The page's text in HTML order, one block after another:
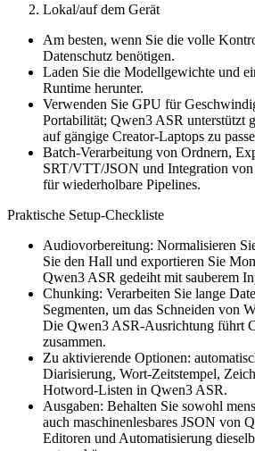
Lokal/auf dem Gerät
Am besten, wenn Sie die volle
Datenschutz benötigen.
Laden Sie die Modellgewichte und
Runtime herunter.
Verwenden Sie GPU für
Portabilität; Qwen3 ASR unterstützt
auf gängige Creator-Laptops zu
Batch-Verarbeitung von Ordnern,
SRT/VTT/JSON und Integration
für wiederholbare Pipelines.
Praktische Setup-Checkliste
Audiovorbereitung: Normalisieren
Sie den Hall und exportieren Sie
Qwen3 ASR gedeiht mit sauberem
Chunking: Verarbeiten Sie lange
Segmenten, um das Schneiden von
Die Qwen3 ASR-Ausrichtung führt
zusammen.
Zu aktivierende Optionen:
Diarisierung, Wort-Zeitstempel,
Hotword-Listen in Qwen3 ASR.
Ausgaben: Behalten Sie sowohl
auch maschinenlesbares JSON von
Editoren und Automatisierung